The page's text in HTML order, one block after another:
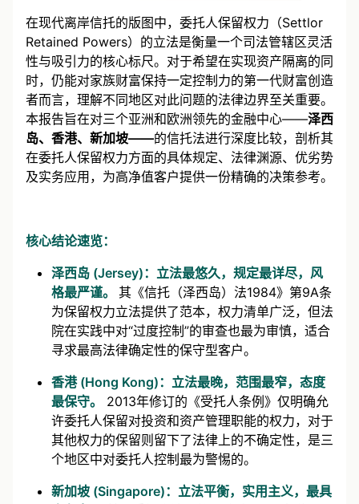
在现代离岸信托的版图中，委托人保留权力（Settlor
Retained Powers）的立法是衡量一个司法管辖区灵活
性与吸引力的核心标尺。对于希望在实现资产隔离的同
时，仍能对家族财富保持一定控制力的第一代财富创造
者而言，理解不同地区对此问题的法律边界至关重要。
本报告旨在对三个亚洲和欧洲领先的金融中心——泽西
岛、香港、新加坡——的信托法进行深度比较，剖析其
在委托人保留权力方面的具体规定、法律渊源、优劣势
及实务应用，为高净值客户提供一份精确的决策参考。
核心结论速览：
泽西岛 (Jersey)：立法最悠久，规定最详尽，风
格最严谨。 其《信托（泽西岛）法1984》第9A条
为保留权力立法提供了范本，权力清单广泛，但法
院在实践中对“过度控制”的审查也最为审慎，适合
寻求最高法律确定性的保守型客户。
香港 (Hong Kong)：立法最晚，范围最窄，态度
最保守。
2013年修订的《受托人条例》仅明确允
许委托人保留对投资和资产管理职能的权力，对于
其他权力的保留则留下了法律上的不确定性，是三
个地区中对委托人控制最为警惕的。
新加坡 (Singapore)：立法平衡，实用主义，最具